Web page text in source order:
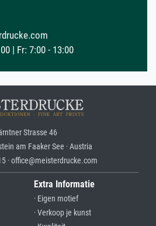
| Fr: 7:00 - 13:00
Strasse 46
am Faaker See · Austria
· office@meisterdrucke.com
Extra Informatie
· Eigen motief
· Verkoop je kunst